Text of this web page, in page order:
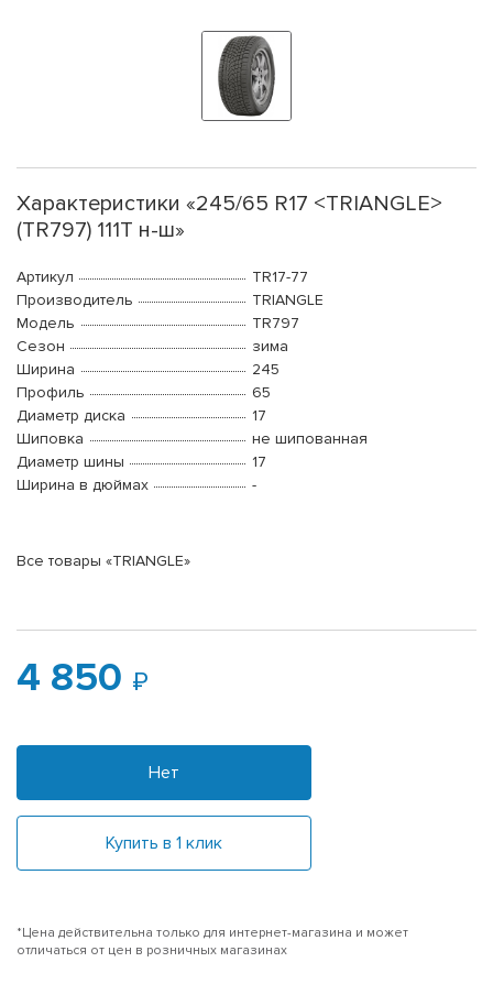
Характеристики «245/65 R17 <TRIANGLE>
(TR797) 111T н-ш»
Артикул
TR17-77
Производитель
TRIANGLE
Модель
TR797
Сезон
зима
Ширина
245
Профиль
65
Диаметр диска
17
Шиповка
не шипованная
Диаметр шины
17
Ширина в дюймах
-
Все товары «TRIANGLE»
4 850
Нет
Купить в 1 клик
*Цена действительна только для интернет-магазина и может
отличаться от цен в розничных магазинах